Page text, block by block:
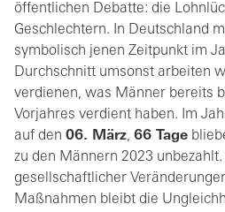
öffentlichen Debatte: die
Geschlechtern. In Deutschland
symbolisch jenen Zeitpunkt im
Durchschnitt umsonst arbeiten
verdienen, was Männer bereits
Vorjahres verdient haben. Im
auf den 06. März, 66 Tage
zu den Männern 2023
gesellschaftlicher
Maßnahmen bleibt die